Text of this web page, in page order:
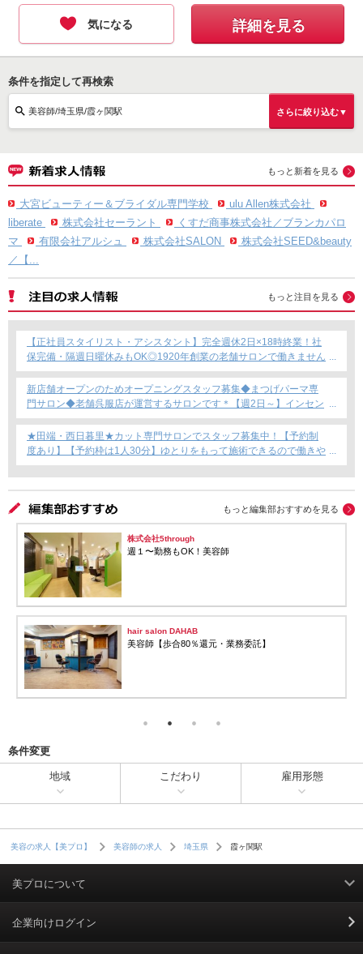
気になる 詳細を見る
条件を指定して再検索
美容師/埼玉県/霞ヶ関駅 さらに絞り込む▼
もっと新着を見る
大宮ビューティー＆ブライダル専門学校
ulu Allen株式会社
liberate
株式会社セーラント
くすだ商事株式会社／ブランカパロ
マ
有限会社アルシュ 株式会社SALON
株式会社SEED&beauty
／【...
もっと注目を見る
【正社員スタイリスト・アシスタント】完全週休2日×18時終業！社
保完備・隔週日曜休みもOK◎1920年創業の老舗サロンで働きません
か？
新店舗オープンのためオープニングスタッフ募集◆まつげパーマ専
門サロン◆老舗呉服店が運営するサロンです＊【週2日～】インセン
ティブあり◎
★田端・西日暮里★カット専門サロンでスタッフ募集中！【予約制
度あり】【予約枠は1人30分】ゆとりをもって施術できるので働きや
すい！これからカット専門店で働きたい方にもおすすめ◎
もっと編集部おすすめを見る
株式会社5through
週１〜勤務もOK！美容師
hair salon DAHAB
美容師【歩合80％還元・業務委託】
条件変更
地域 こだわり 雇用形態
美容の求人【美プロ】 美容師の求人 埼玉県 霞ヶ関駅
美プロについて
利用規約
企業向けログイン